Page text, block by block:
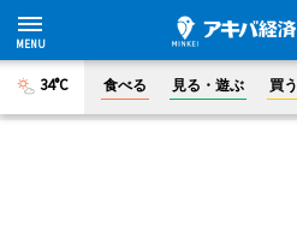
34°C 食べる 見る・遊ぶ 買う